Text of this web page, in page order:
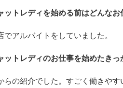
トレディを始める前はどんなお
でアルバイトをしていました。
トレディのお仕事を始めたきっ
らの紹介でした。すごく働きやす